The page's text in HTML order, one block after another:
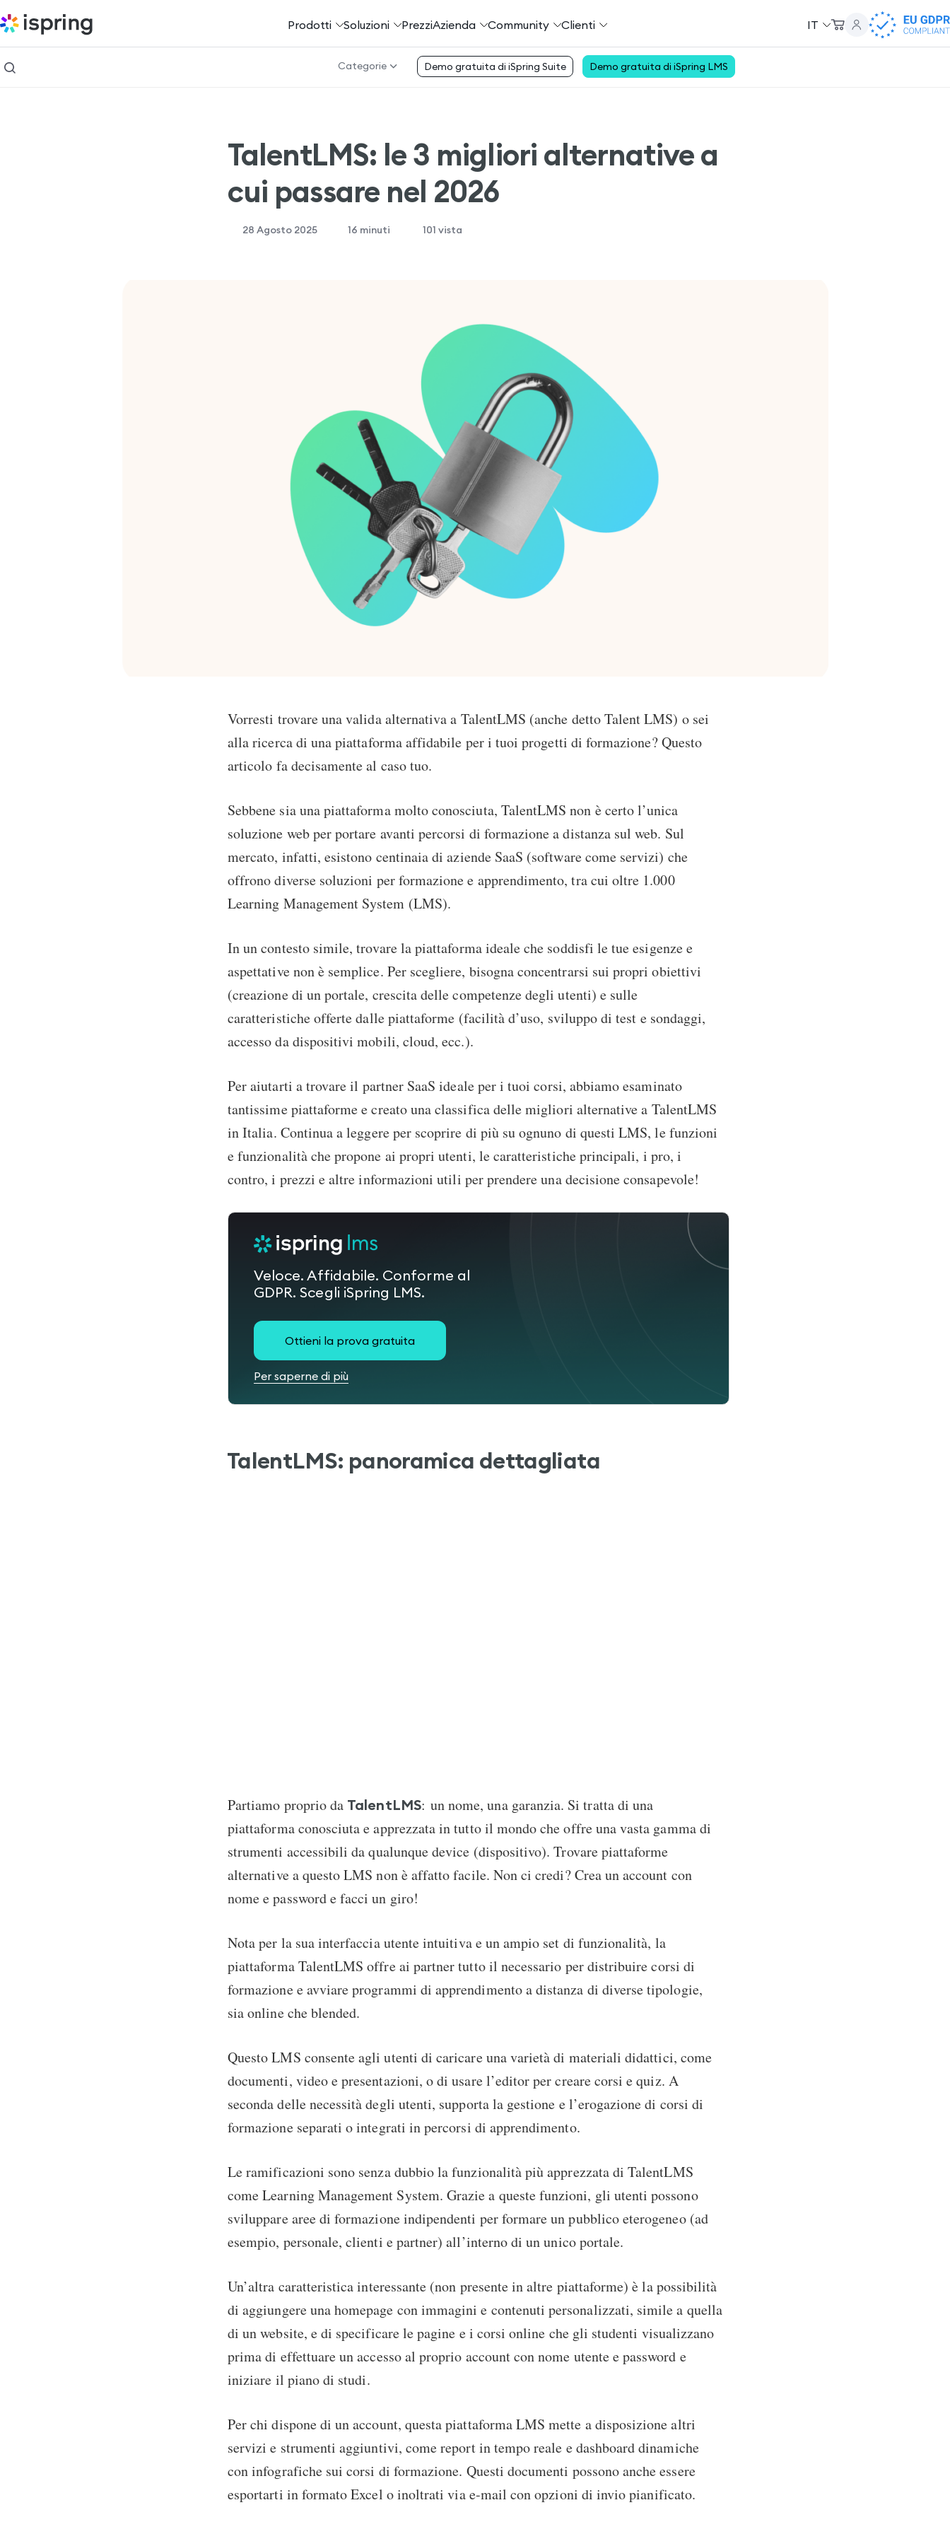
Prodotti Soluzioni PrezziAzienda Community Сlienti IT
Categorie Demo gratuita di iSpring Suite Demo gratuita di iSpring LMS
TalentLMS: le 3 migliori alternative a
cui passare nel 2026
28 Agosto 2025 16 minuti 101 vista
Vorresti trovare una valida alternativa a TalentLMS (anche detto Talent LMS) o sei
alla ricerca di una piattaforma affidabile per i tuoi progetti di formazione? Questo
articolo fa decisamente al caso tuo.
Sebbene sia una piattaforma molto conosciuta, TalentLMS non è certo l’unica
soluzione web per portare avanti percorsi di formazione a distanza sul web. Sul
mercato, infatti, esistono centinaia di aziende SaaS (software come servizi) che
offrono diverse soluzioni per formazione e apprendimento, tra cui oltre 1.000
Learning Management System (LMS).
In un contesto simile, trovare la piattaforma ideale che soddisfi le tue esigenze e
aspettative non è semplice. Per scegliere, bisogna concentrarsi sui propri obiettivi
(creazione di un portale, crescita delle competenze degli utenti) e sulle
caratteristiche offerte dalle piattaforme (facilità d’uso, sviluppo di test e sondaggi,
accesso da dispositivi mobili, cloud, ecc.).
Per aiutarti a trovare il partner SaaS ideale per i tuoi corsi, abbiamo esaminato
tantissime piattaforme e creato una classifica delle migliori alternative a TalentLMS
in Italia. Continua a leggere per scoprire di più su ognuno di questi LMS, le funzioni
e funzionalità che propone ai propri utenti, le caratteristiche principali, i pro, i
contro, i prezzi e altre informazioni utili per prendere una decisione consapevole!
Veloce. Affidabile. Conforme al
GDPR. Scegli iSpring LMS.
Ottieni la prova gratuita
Per saperne di più
TalentLMS: panoramica dettagliata
Partiamo proprio da TalentLMS: un nome, una garanzia. Si tratta di una
piattaforma conosciuta e apprezzata in tutto il mondo che offre una vasta gamma di
strumenti accessibili da qualunque device (dispositivo). Trovare piattaforme
alternative a questo LMS non è affatto facile. Non ci credi? Crea un account con
nome e password e facci un giro!
Nota per la sua interfaccia utente intuitiva e un ampio set di funzionalità, la
piattaforma TalentLMS offre ai partner tutto il necessario per distribuire corsi di
formazione e avviare programmi di apprendimento a distanza di diverse tipologie,
sia online che blended.
Questo LMS consente agli utenti di caricare una varietà di materiali didattici, come
documenti, video e presentazioni, o di usare l’editor per creare corsi e quiz. A
seconda delle necessità degli utenti, supporta la gestione e l’erogazione di corsi di
formazione separati o integrati in percorsi di apprendimento.
Le ramificazioni sono senza dubbio la funzionalità più apprezzata di TalentLMS
come Learning Management System. Grazie a queste funzioni, gli utenti possono
sviluppare aree di formazione indipendenti per formare un pubblico eterogeneo (ad
esempio, personale, clienti e partner) all’interno di un unico portale.
Un’altra caratteristica interessante (non presente in altre piattaforme) è la possibilità
di aggiungere una homepage con immagini e contenuti personalizzati, simile a quella
di un website, e di specificare le pagine e i corsi online che gli studenti visualizzano
prima di effettuare un accesso al proprio account con nome utente e password e
iniziare il piano di studi.
Per chi dispone di un account, questa piattaforma LMS mette a disposizione altri
servizi e strumenti aggiuntivi, come report in tempo reale e dashboard dinamiche
con infografiche sui corsi di formazione. Questi documenti possono anche essere
esportarti in formato Excel o inoltrati via e-mail con opzioni di invio pianificato.